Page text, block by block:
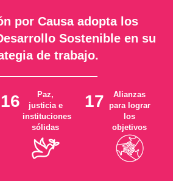
por Causa adopta los
Sostenible en su
de trabajo.
16
Paz,
justicia e
instituciones
sólidas
17
Alianzas
para lograr
los
objetivos